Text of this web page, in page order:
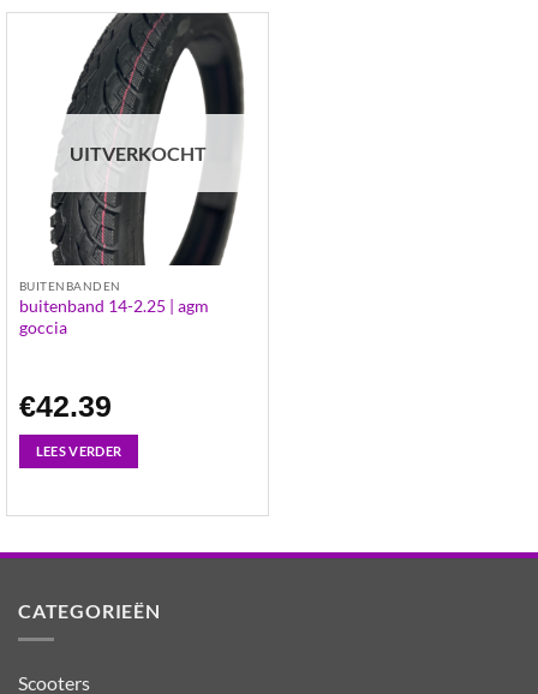
UITVERKOCHT
BUITENBANDEN
buitenband 14-2.25 | agm
goccia
€42.39
LEES VERDER
CATEGORIEËN
Scooters